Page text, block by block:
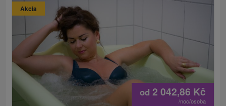
Akcia
od 2 042,86 Kč
/noc/osoba